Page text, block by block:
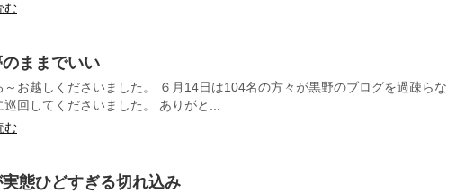
む
ままでいい
～お越しくださいました。 ６月14日は104名の方々が黒野のブログを過疎らな
巡回してくださいました。 ありがと...
む
実態ひどすぎる切れ込み